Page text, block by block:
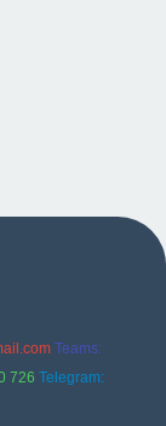
Teams:
726 Telegram: